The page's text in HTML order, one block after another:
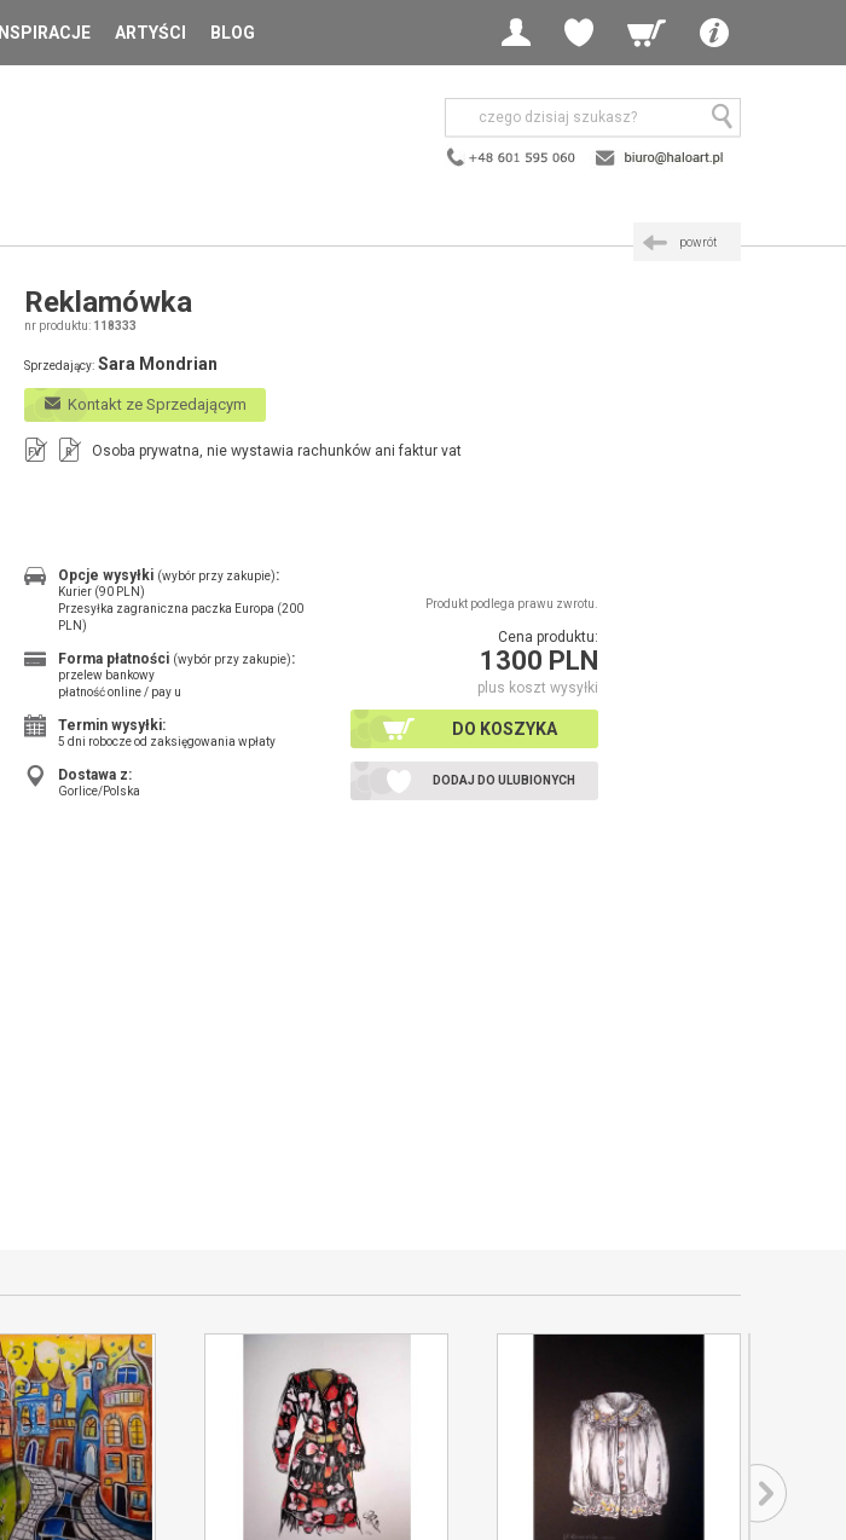
INSPIRACJE ARTYŚCI BLOG
powrót
Reklamówka
nr produktu: 118333
Sprzedający: Sara Mondrian
Kontakt ze Sprzedającym
FV R Osoba prywatna, nie wystawia rachunków ani faktur vat
Produkt podlega prawu zwrotu.
Cena produktu:
1300 PLN
plus koszt wysyłki
DO KOSZYKA
DODAJ DO ULUBIONYCH
Opcje wysyłki (wybór przy zakupie):
Kurier (90 PLN)
Przesyłka zagraniczna paczka Europa (200
PLN)
Forma płatności (wybór przy zakupie):
przelew bankowy
płatność online / pay u
Termin wysyłki:
5 dni robocze od zaksięgowania wpłaty
Dostawa z:
Gorlice/Polska